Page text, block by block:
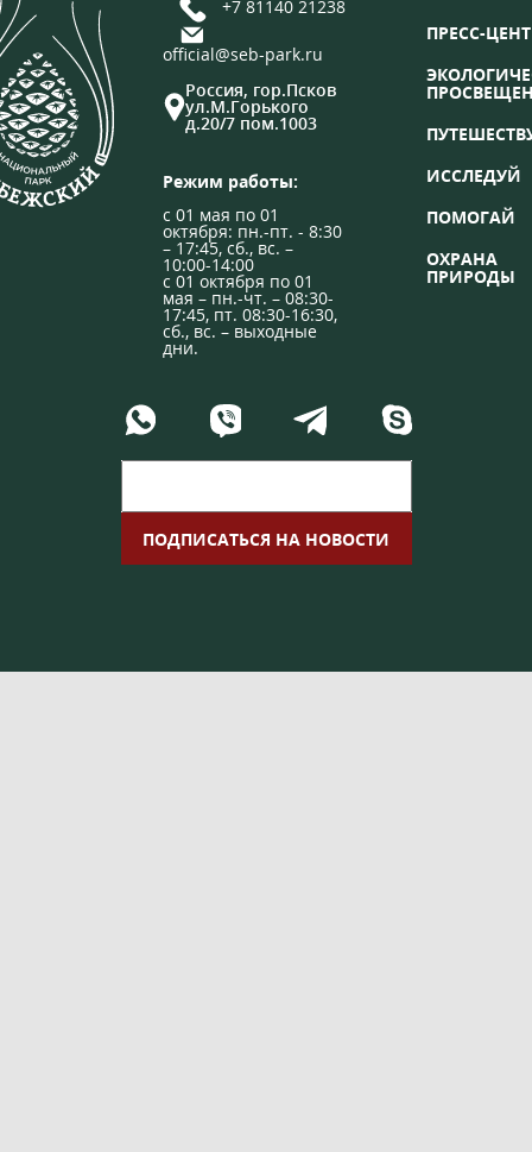
+7 81140 21238
official@seb-park.ru
Россия, гор.Псков
ул.М.Горького
д.20/7 пом.1003
Режим работы:
с 01 мая по 01
октября: пн.-пт. - 8:30
– 17:45, сб., вс. –
10:00-14:00
с 01 октября по 01
мая – пн.-чт. – 08:30-
17:45, пт. 08:30-16:30,
сб., вс. – выходные
дни.
ПРЕСС-
ИССЛЕДУЙ
ПОМОГАЙ
ОХРАНА
ПРИРОДЫ